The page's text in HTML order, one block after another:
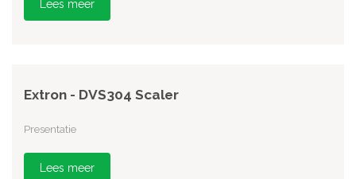
Lees meer
Extron - DVS304 Scaler
Presentatie
Lees meer